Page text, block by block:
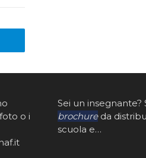
o i
Sei un insegnante?
brochureda
scuola e…